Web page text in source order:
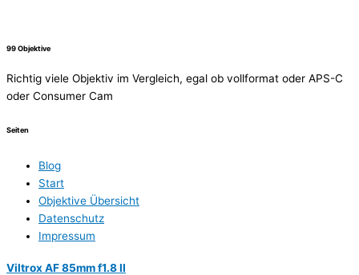
99 Objektive
Richtig viele Objektiv im Vergleich, egal ob vollformat oder APS-C
oder Consumer Cam
Seiten
Blog
Start
Objektive Übersicht
Datenschutz
Impressum
Viltrox AF 85mm f1.8 II